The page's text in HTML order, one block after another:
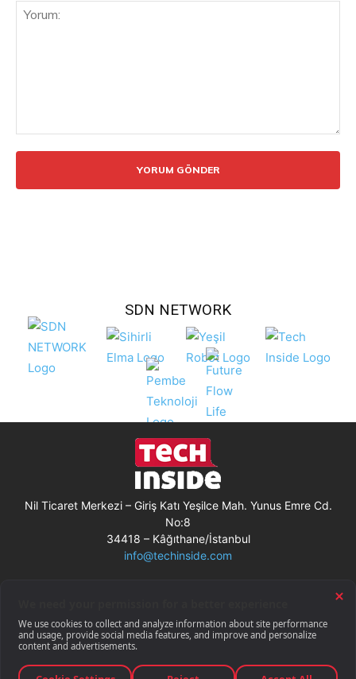
SDN NETWORK
Nil Ticaret Merkezi – Giriş Katı Yeşilce Mah. Yunus Emre Cd.
No:8
34418 – Kâğıthane/İstanbul
info@techinside.com
Gizlilik Bildirimi
RSS